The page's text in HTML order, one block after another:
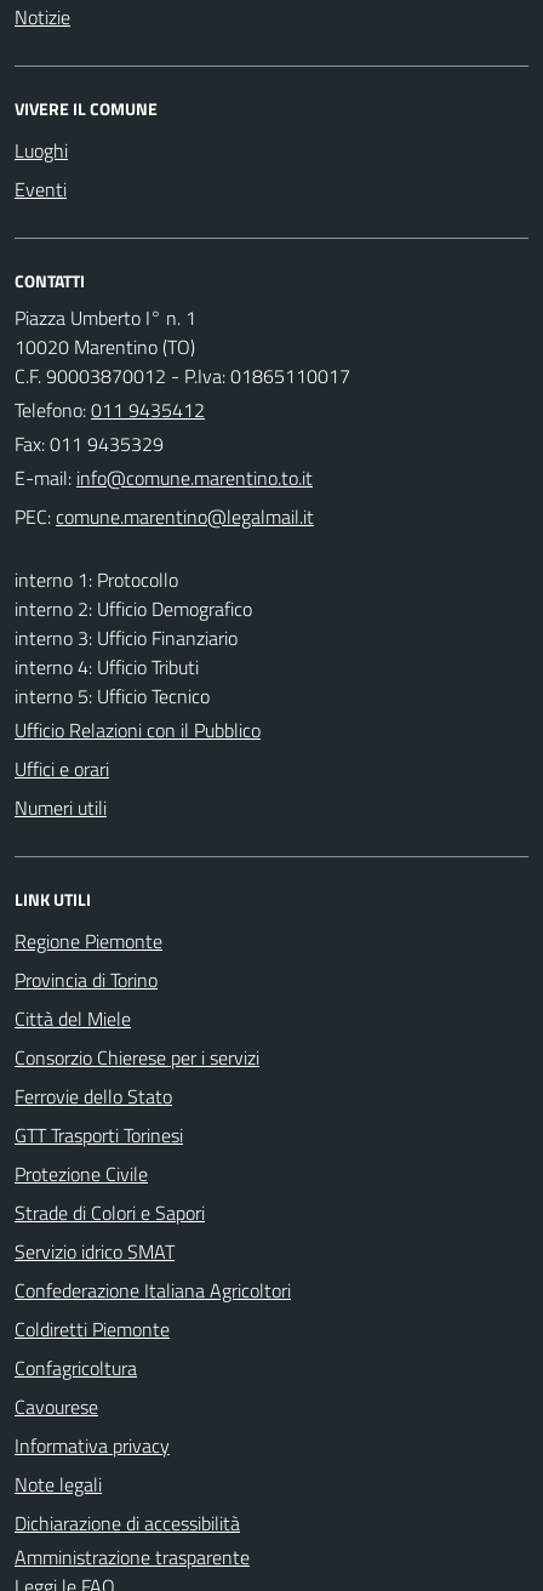
Notizie
VIVERE IL COMUNE
Luoghi
Eventi
CONTATTI
Piazza Umberto I° n. 1
10020 Marentino (TO)
C.F. 90003870012 - P.Iva: 01865110017
Telefono:011 9435412
Fax: 011 9435329
E-mail:
PEC:
interno 1: Protocollo
interno 2: Ufficio Demografico
interno 3: Ufficio Finanziario
interno 4: Ufficio Tributi
interno 5: Ufficio Tecnico
Ufficio Relazioni con il Pubblico
Uffici e orari
Numeri utili
LINK UTILI
Regione Piemonte
Provincia di Torino
Città del Miele
Consorzio Chierese per i servizi
Ferrovie dello Stato
GTT Trasporti Torinesi
Protezione Civile
Strade di Colori e Sapori
Servizio idrico SMAT
Confederazione Italiana Agricoltori
Coldiretti Piemonte
Confagricoltura
Cavourese
Informativa privacy
Note legali
Dichiarazione di accessibilità
Amministrazione trasparente